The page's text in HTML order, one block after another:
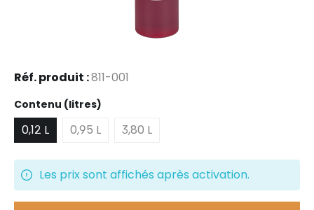
Réf. produit :811-001
Sélectionnez
Contenu (litres)
0,12 L 0,95 L 3,80 L
Les prix sont affichés après activation.